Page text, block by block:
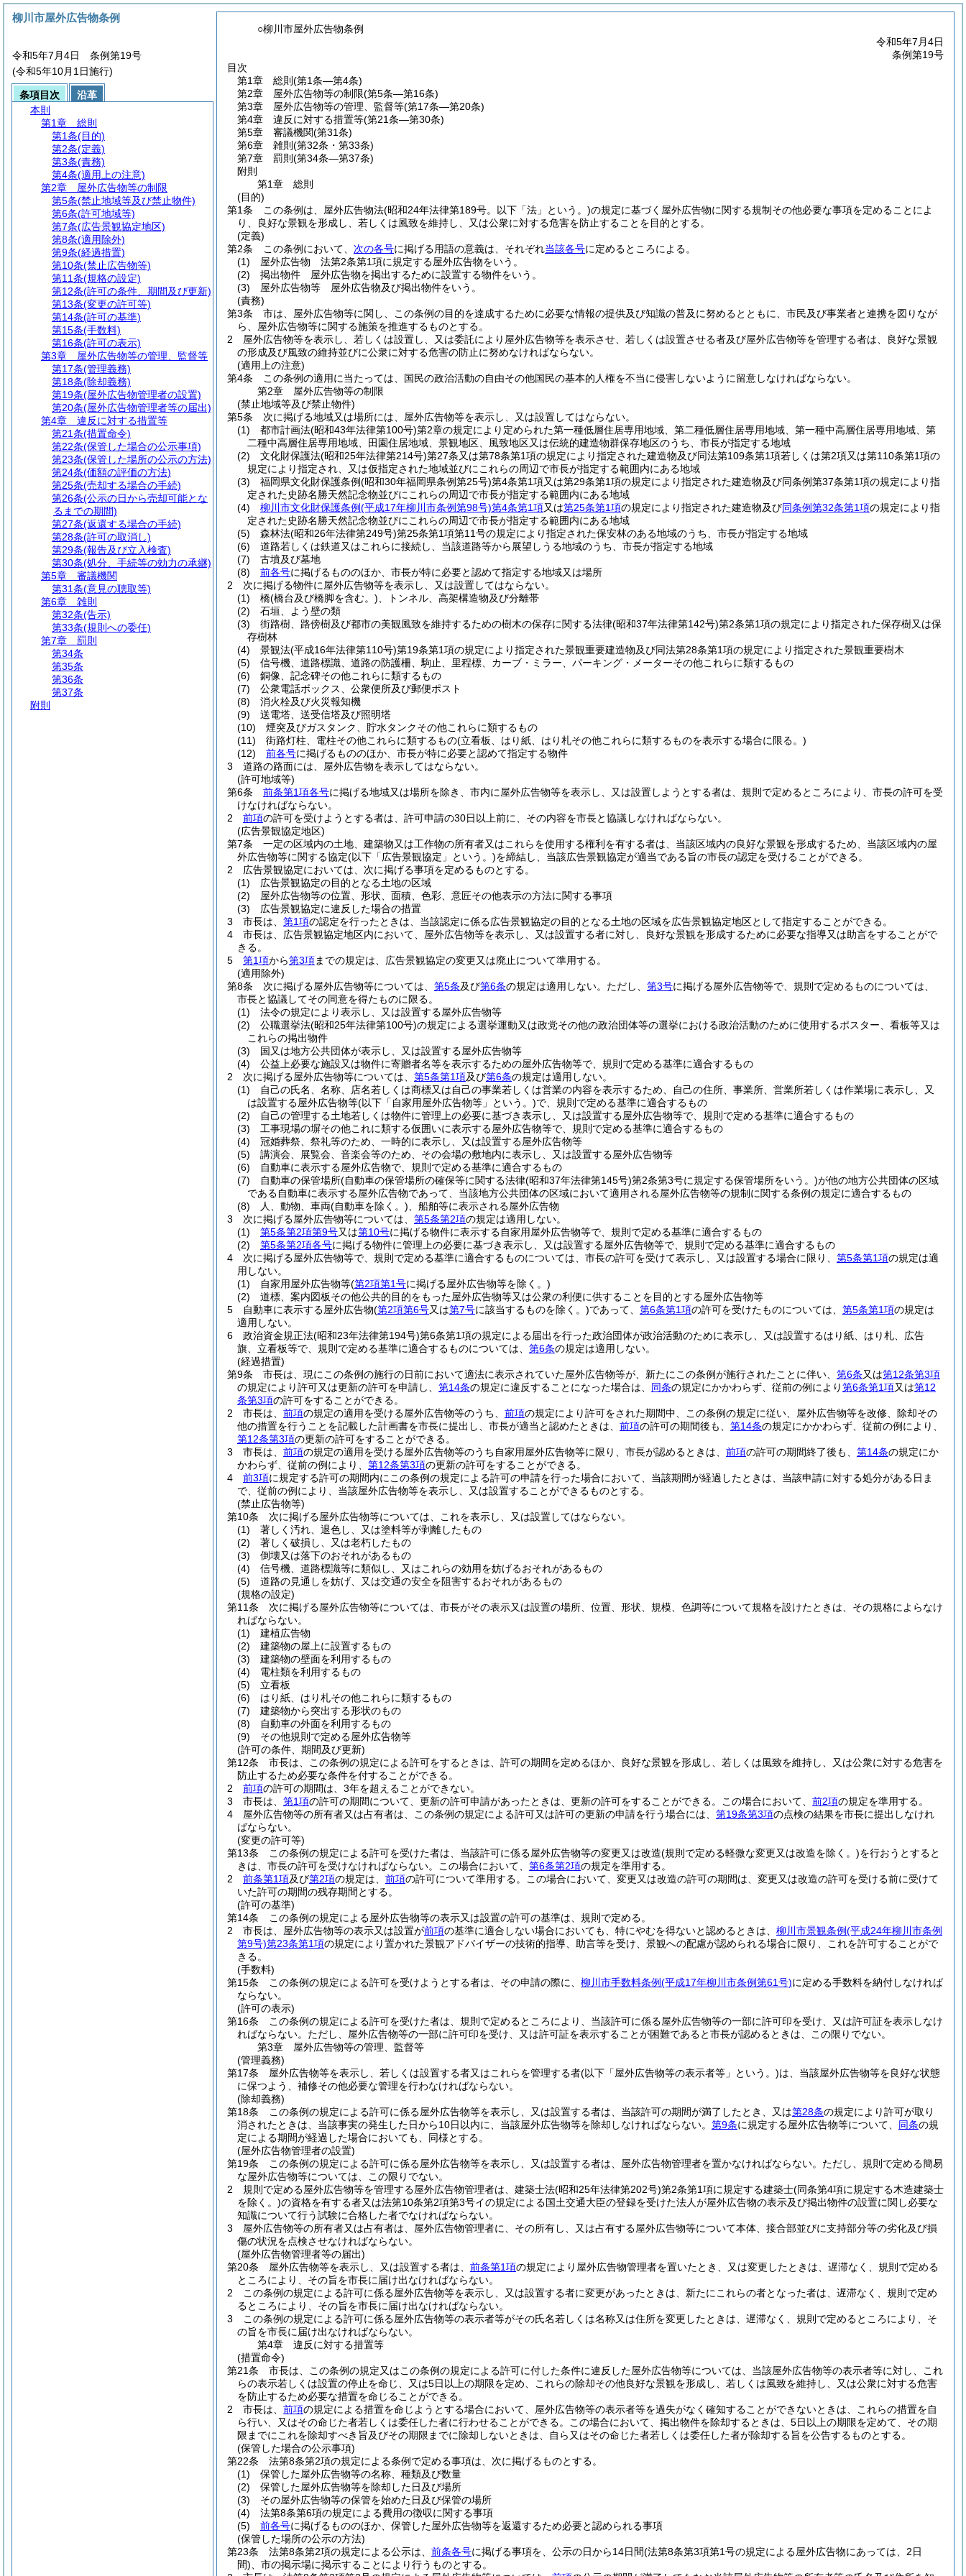
○柳川市屋外広告物条例
令和5年7月4日
条例第19号
目次
第1章
総則 (第1条―第4条)
第2章
屋外広告物等の制限(第5条―第16条)
第3章
屋外広告物等の管理、監督等(第17条―第20条)
第4章
違反に対する措置等(第21条―第30条)
第5章
審議機関(第31条)
第6章
雑則 (第32条・第33条)
第7章
罰則 (第34条―第37条)
附則
第1章
総則
(目的)
第1条
この条例は、屋外広告物法(昭和24年法律第189号。以下「法」という。)の規定に基づく屋外広告物に関する規制その他必要な事項を定めることによ
り、良好な景観を形成し、若しくは風致を維持し、又は公衆に対する危害を防止することを目的とする。
(定義)
第2条
この条例において、 次の各号に掲げる用語の意義は、それぞれ当該各号に定めるところによる。
(1)
屋外広告物 法第2条第1項に規定する屋外広告物をいう。
(2)
掲出物件 屋外広告物を掲出するために設置する物件をいう。
(3)
屋外広告物等 屋外広告物及び掲出物件をいう。
(責務)
第3条
市は、屋外広告物等に関し、この条例の目的を達成するために必要な情報の提供及び知識の普及に努めるとともに、市民及び事業者と連携を図りなが
ら、屋外広告物等に関する施策を推進するものとする。
2
屋外広告物等を表示し、若しくは設置し、又は委託により屋外広告物等を表示させ、若しくは設置させる者及び屋外広告物等を管理する者は、良好な景観
の形成及び風致の維持並びに公衆に対する危害の防止に努めなければならない。
(適用上の注意)
第4条
この条例の適用に当たっては、国民の政治活動の自由その他国民の基本的人権を不当に侵害しないように留意しなければならない。
第2章
屋外広告物等の制限
(禁止地域等及び禁止物件)
第5条
次に掲げる地域又は場所には、屋外広告物等を表示し、又は設置してはならない。
(1)
都市計画法(昭和43年法律第100号)第2章の規定により定められた第一種低層住居専用地域、第二種低層住居専用地域、第一種中高層住居専用地域、第
二種中高層住居専用地域、田園住居地域、景観地区、風致地区又は伝統的建造物群保存地区のうち、市長が指定する地域
(2)
文化財保護法(昭和25年法律第214号)第27条又は第78条第1項の規定により指定された建造物及び同法第109条第1項若しくは第2項又は第110条第1項の
規定により指定され、又は仮指定された地域並びにこれらの周辺で市長が指定する範囲内にある地域
(3)
福岡県文化財保護条例(昭和30年福岡県条例第25号)第4条第1項又は第29条第1項の規定により指定された建造物及び同条例第37条第1項の規定により指
定された史跡名勝天然記念物並びにこれらの周辺で市長が指定する範囲内にある地域
(4)
柳川市文化財保護条例(平成17年柳川市条例第98号)第4条第1項又は第25条第1項の規定により指定された建造物及び同条例第32条第1項の規定により指
定された史跡名勝天然記念物並びにこれらの周辺で市長が指定する範囲内にある地域
(5)
森林法(昭和26年法律第249号)第25条第1項第11号の規定により指定された保安林のある地域のうち、市長が指定する地域
(6)
道路若しくは鉄道又はこれらに接続し、当該道路等から展望しうる地域のうち、市長が指定する地域
(7)
古墳及び墓地
(8)
前各号に掲げるもののほか、市長が特に必要と認めて指定する地域又は場所
2
次に掲げる物件に屋外広告物等を表示し、又は設置してはならない。
(1)
橋(橋台及び橋脚を含む。) 、トンネル、高架構造物及び分離帯
(2)
石垣、よう壁の類
(3)
街路樹、路傍樹及び都市の美観風致を維持するための樹木の保存に関する法律(昭和37年法律第142号)第2条第1項の規定により指定された保存樹又は保
存樹林
(4)
景観法(平成16年法律第110号)第19条第1項の規定により指定された景観重要建造物及び同法第28条第1項の規定により指定された景観重要樹木
(5)
信号機、道路標識、道路の防護柵、駒止、里程標、カーブ・ミラー、パーキング・メーターその他これらに類するもの
(6)
銅像、記念碑その他これらに類するもの
(7)
公衆電話ボックス、公衆便所及び郵便ポスト
(8)
消火栓及び火災報知機
(9)
送電塔、送受信塔及び照明塔
(10)
煙突及びガスタンク、貯水タンクその他これらに類するもの
(11)
街路灯柱、電柱その他これらに類するもの(立看板、はり紙、はり札その他これらに類するものを表示する場合に限る。)
(12)
前各号に掲げるもののほか、市長が特に必要と認めて指定する物件
3
道路の路面には、屋外広告物を表示してはならない。
(許可地域等)
第6条
前条第1項各号に掲げる地域又は場所を除き、市内に屋外広告物等を表示し、又は設置しようとする者は、規則で定めるところにより、市長の許可を受
けなければならない。
2
前項の許可を受けようとする者は、許可申請の30日以上前に、その内容を市長と協議しなければならない。
(広告景観協定地区)
第7条
一定の区域内の土地、建築物又は工作物の所有者又はこれらを使用する権利を有する者は、当該区域内の良好な景観を形成するため、当該区域内の屋
外広告物等に関する協定(以下「広告景観協定」という。)を締結し、当該広告景観協定が適当である旨の市長の認定を受けることができる。
2
広告景観協定においては、次に掲げる事項を定めるものとする。
(1)
広告景観協定の目的となる土地の区域
(2)
屋外広告物等の位置、形状、面積、色彩、意匠その他表示の方法に関する事項
(3)
広告景観協定に違反した場合の措置
3
市長は、 第1項の認定を行ったときは、当該認定に係る広告景観協定の目的となる土地の区域を広告景観協定地区として指定することができる。
4
市長は、広告景観協定地区内において、屋外広告物等を表示し、又は設置する者に対し、良好な景観を形成するために必要な指導又は助言をすることがで
きる。
5
第1項から第3項までの規定は、広告景観協定の変更又は廃止について準用する。
(適用除外)
第8条
次に掲げる屋外広告物等については、 第5条及び第6条の規定は適用しない。 ただし、 第3号に掲げる屋外広告物等で、規則で定めるものについては、
市長と協議してその同意を得たものに限る。
(1)
法令の規定により表示し、又は設置する屋外広告物等
(2)
公職選挙法(昭和25年法律第100号)の規定による選挙運動又は政党その他の政治団体等の選挙における政治活動のために使用するポスター、看板等又は
これらの掲出物件
(3)
国又は地方公共団体が表示し、又は設置する屋外広告物等
(4)
公益上必要な施設又は物件に寄贈者名等を表示するための屋外広告物等で、規則で定める基準に適合するもの
2
次に掲げる屋外広告物等については、 第5条第1項及び第6条の規定は適用しない。
(1)
自己の氏名、名称、店名若しくは商標又は自己の事業若しくは営業の内容を表示するため、自己の住所、事業所、営業所若しくは作業場に表示し、又
は設置する屋外広告物等(以下「自家用屋外広告物等」という。)で、規則で定める基準に適合するもの
(2)
自己の管理する土地若しくは物件に管理上の必要に基づき表示し、又は設置する屋外広告物等で、規則で定める基準に適合するもの
(3)
工事現場の塀その他これに類する仮囲いに表示する屋外広告物等で、規則で定める基準に適合するもの
(4)
冠婚葬祭、祭礼等のため、一時的に表示し、又は設置する屋外広告物等
(5)
講演会、展覧会、音楽会等のため、その会場の敷地内に表示し、又は設置する屋外広告物等
(6)
自動車に表示する屋外広告物で、規則で定める基準に適合するもの
(7)
自動車の保管場所(自動車の保管場所の確保等に関する法律(昭和37年法律第145号)第2条第3号に規定する保管場所をいう。)が他の地方公共団体の区域
である自動車に表示する屋外広告物であって、当該地方公共団体の区域において適用される屋外広告物等の規制に関する条例の規定に適合するもの
(8)
人、動物、車両(自動車を除く。) 、船舶等に表示される屋外広告物
3
次に掲げる屋外広告物等については、 第5条第2項の規定は適用しない。
(1)
第5条第2項第9号又は第10号に掲げる物件に表示する自家用屋外広告物等で、規則で定める基準に適合するもの
(2)
第5条第2項各号に掲げる物件に管理上の必要に基づき表示し、又は設置する屋外広告物等で、規則で定める基準に適合するもの
4
次に掲げる屋外広告物等で、規則で定める基準に適合するものについては、市長の許可を受けて表示し、又は設置する場合に限り、 第5条第1項の規定は適
用しない。
(1)
自家用屋外広告物等(第2項第1号に掲げる屋外広告物等を除く。)
(2)
道標、案内図板その他公共的目的をもった屋外広告物等又は公衆の利便に供することを目的とする屋外広告物等
5
自動車に表示する屋外広告物(第2項第6号又は第7号に該当するものを除く。)であって、 第6条第1項の許可を受けたものについては、 第5条第1項の規定は
適用しない。
6
政治資金規正法(昭和23年法律第194号)第6条第1項の規定による届出を行った政治団体が政治活動のために表示し、又は設置するはり紙、はり札、広告
旗、立看板等で、規則で定める基準に適合するものについては、 第6条の規定は適用しない。
(経過措置)
第9条
市長は、現にこの条例の施行の日前において適法に表示されていた屋外広告物等が、新たにこの条例が施行されたことに伴い、 第6条又は第12条第3項
の規定により許可又は更新の許可を申請し、 第14条の規定に違反することになった場合は、 同条の規定にかかわらず、従前の例により第6条第1項又は第12
条第3項の許可をすることができる。
2
市長は、 前項の規定の適用を受ける屋外広告物等のうち、 前項の規定により許可をされた期間中、この条例の規定に従い、屋外広告物等を改修、除却その
他の措置を行うことを記載した計画書を市長に提出し、市長が適当と認めたときは、 前項の許可の期間後も、 第14条の規定にかかわらず、従前の例により、
第12条第3項の更新の許可をすることができる。
3
市長は、 前項の規定の適用を受ける屋外広告物等のうち自家用屋外広告物等に限り、市長が認めるときは、 前項の許可の期間終了後も、 第14条の規定にか
かわらず、従前の例により、 第12条第3項の更新の許可をすることができる。
4
前3項に規定する許可の期間内にこの条例の規定による許可の申請を行った場合において、当該期間が経過したときは、当該申請に対する処分がある日ま
で、従前の例により、当該屋外広告物等を表示し、又は設置することができるものとする。
(禁止広告物等)
第10条
次に掲げる屋外広告物等については、これを表示し、又は設置してはならない。
(1)
著しく汚れ、退色し、又は塗料等が剥離したもの
(2)
著しく破損し、又は老朽したもの
(3)
倒壊又は落下のおそれがあるもの
(4)
信号機、道路標識等に類似し、又はこれらの効用を妨げるおそれがあるもの
(5)
道路の見通しを妨げ、又は交通の安全を阻害するおそれがあるもの
(規格の設定)
第11条
次に掲げる屋外広告物等については、市長がその表示又は設置の場所、位置、形状、規模、色調等について規格を設けたときは、その規格によらなけ
ればならない。
(1)
建植広告物
(2)
建築物の屋上に設置するもの
(3)
建築物の壁面を利用するもの
(4)
電柱類を利用するもの
(5)
立看板
(6)
はり紙、はり札その他これらに類するもの
(7)
建築物から突出する形状のもの
(8)
自動車の外面を利用するもの
(9)
その他規則で定める屋外広告物等
(許可の条件、期間及び更新)
第12条
市長は、この条例の規定による許可をするときは、許可の期間を定めるほか、良好な景観を形成し、若しくは風致を維持し、又は公衆に対する危害を
防止するため必要な条件を付することができる。
2
前項の許可の期間は、3年を超えることができない。
3
市長は、 第1項の許可の期間について、更新の許可申請があったときは、更新の許可をすることができる。 この場合において、 前2項の規定を準用する。
4
屋外広告物等の所有者又は占有者は、この条例の規定による許可又は許可の更新の申請を行う場合には、 第19条第3項の点検の結果を市長に提出しなけれ
ばならない。
(変更の許可等)
第13条
この条例の規定による許可を受けた者は、当該許可に係る屋外広告物等の変更又は改造(規則で定める軽微な変更又は改造を除く。)を行おうとすると
きは、市長の許可を受けなければならない。
この場合において、 第6条第2項の規定を準用する。
2
前条第1項及び第2項の規定は、 前項の許可について準用する。
この場合において、変更又は改造の許可の期間は、変更又は改造の許可を受ける前に受けて
いた許可の期間の残存期間とする。
(許可の基準)
第14条
この条例の規定による屋外広告物等の表示又は設置の許可の基準は、規則で定める。
2
市長は、屋外広告物等の表示又は設置が前項の基準に適合しない場合においても、特にやむを得ないと認めるときは、 柳川市景観条例(平成24年柳川市条例
第9号)第23条第1項の規定により置かれた景観アドバイザーの技術的指導、助言等を受け、景観への配慮が認められる場合に限り、これを許可することがで
きる。
(手数料)
第15条
この条例の規定による許可を受けようとする者は、その申請の際に、 柳川市手数料条例(平成17年柳川市条例第61号)に定める手数料を納付しなければ
ならない。
(許可の表示)
第16条
この条例の規定による許可を受けた者は、規則で定めるところにより、当該許可に係る屋外広告物等の一部に許可印を受け、又は許可証を表示しなけ
ればならない。 ただし、屋外広告物等の一部に許可印を受け、又は許可証を表示することが困難であると市長が認めるときは、この限りでない。
第3章
屋外広告物等の管理、監督等
(管理義務)
第17条
屋外広告物等を表示し、若しくは設置する者又はこれらを管理する者(以下「屋外広告物等の表示者等」という。)は、当該屋外広告物等を良好な状態
に保つよう、補修その他必要な管理を行わなければならない。
(除却義務)
第18条
この条例の規定による許可に係る屋外広告物等を表示し、又は設置する者は、当該許可の期間が満了したとき、又は第28条の規定により許可が取り
消されたときは、当該事実の発生した日から10日以内に、当該屋外広告物等を除却しなければならない。 第9条に規定する屋外広告物等について、 同条の規
定による期間が経過した場合においても、同様とする。
(屋外広告物管理者の設置)
第19条
この条例の規定による許可に係る屋外広告物等を表示し、又は設置する者は、屋外広告物管理者を置かなければならない。 ただし、規則で定める簡易
な屋外広告物等については、この限りでない。
2
規則で定める屋外広告物等を管理する屋外広告物管理者は、建築士法(昭和25年法律第202号)第2条第1項に規定する建築士(同条第4項に規定する木造建築士
を除く。)の資格を有する者又は法第10条第2項第3号イの規定による国土交通大臣の登録を受けた法人が屋外広告物の表示及び掲出物件の設置に関し必要な
知識について行う試験に合格した者でなければならない。
3
屋外広告物等の所有者又は占有者は、屋外広告物管理者に、その所有し、又は占有する屋外広告物等について本体、接合部並びに支持部分等の劣化及び損
傷の状況を点検させなければならない。
(屋外広告物管理者等の届出)
第20条
屋外広告物等を表示し、又は設置する者は、 前条第1項の規定により屋外広告物管理者を置いたとき、又は変更したときは、遅滞なく、規則で定める
ところにより、その旨を市長に届け出なければならない。
2
この条例の規定による許可に係る屋外広告物等を表示し、又は設置する者に変更があったときは、新たにこれらの者となった者は、遅滞なく、規則で定め
るところにより、その旨を市長に届け出なければならない。
3
この条例の規定による許可に係る屋外広告物等の表示者等がその氏名若しくは名称又は住所を変更したときは、遅滞なく、規則で定めるところにより、そ
の旨を市長に届け出なければならない。
第4章
違反に対する措置等
(措置命令)
第21条
市長は、この条例の規定又はこの条例の規定による許可に付した条件に違反した屋外広告物等については、当該屋外広告物等の表示者等に対し、これ
らの表示若しくは設置の停止を命じ、又は5日以上の期限を定め、これらの除却その他良好な景観を形成し、若しくは風致を維持し、又は公衆に対する危害
を防止するため必要な措置を命じることができる。
2
市長は、 前項の規定による措置を命じようとする場合において、屋外広告物等の表示者等を過失がなく確知することができないときは、これらの措置を自
ら行い、又はその命じた者若しくは委任した者に行わせることができる。
この場合において、掲出物件を除却するときは、5日以上の期限を定めて、その期
限までにこれを除却すべき旨及びその期限までに除却しないときは、自ら又はその命じた者若しくは委任した者が除却する旨を公告するものとする。
(保管した場合の公示事項)
第22条
法第8条第2項の規定による条例で定める事項は、次に掲げるものとする。
(1)
保管した屋外広告物等の名称、種類及び数量
(2)
保管した屋外広告物等を除却した日及び場所
(3)
その屋外広告物等の保管を始めた日及び保管の場所
(4)
法第8条第6項の規定による費用の徴収に関する事項
(5)
前各号に掲げるもののほか、保管した屋外広告物等を返還するため必要と認められる事項
(保管した場所の公示の方法)
第23条
法第8条第2項の規定による公示は、 前条各号に掲げる事項を、公示の日から14日間(法第8条第3項第1号の規定による屋外広告物にあっては、2日
間) 、市の掲示場に掲示することにより行うものとする。
柳川市屋外広告物条例
令和5年7月4日 条例第19号
(令和5年10月1日施行)
条項目次
沿革
本則
第1章
総則
第1条(目的)
第2条(定義)
第3条(責務)
第4条(適用上の注意)
第2章
屋外広告物等の制限
第5条(禁止地域等及び禁止物件)
第6条(許可地域等)
第7条(広告景観協定地区)
第8条(適用除外)
第9条(経過措置)
第10条(禁止広告物等)
第11条(規格の設定)
第12条(許可の条件、期間及び更新)
第13条(変更の許可等)
第14条(許可の基準)
第15条(手数料)
第16条(許可の表示)
第3章
屋外広告物等の管理、監督等
第17条(管理義務)
第18条(除却義務)
第19条(屋外広告物管理者の設置)
第20条(屋外広告物管理者等の届出)
第4章
違反に対する措置等
第21条(措置命令)
第22条(保管した場合の公示事項)
第23条(保管した場所の公示の方法)
第24条(価額の評価の方法)
第25条(売却する場合の手続)
第26条(公示の日から売却可能とな
るまでの期間)
第27条(返還する場合の手続)
第28条(許可の取消し)
第29条(報告及び立入検査)
第30条(処分、手続等の効力の承継)
第5章
審議機関
第31条(意見の聴取等)
第6章
雑則
第32条(告示)
第33条(規則への委任)
第7章
罰則
第34条
第35条
第36条
第37条
附則